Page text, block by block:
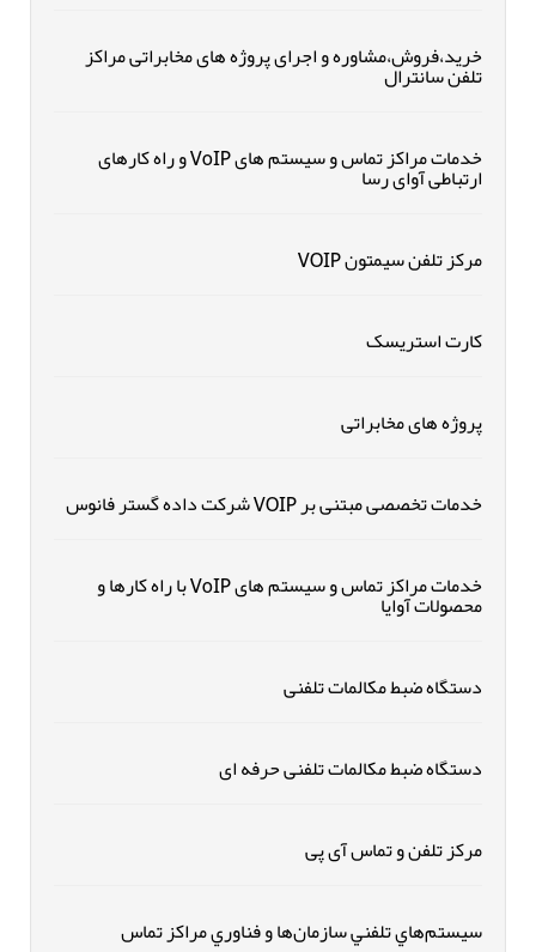
خرید،فروش،مشاوره و اجرای پروژه های مخابراتی مراکز
تلفن سانترال
خدمات مراکز تماس و سیستم های VoIP و راه کارهای
ارتباطی آوای رسا
مرکز تلفن سیمتون VOIP
کارت استریسک
پروژه های مخابراتی
خدمات تخصصی مبتنی بر VOIP شرکت داده گستر فانوس
خدمات مراکز تماس و سیستم های VoIP با راه کارها و
محصولات آوایا
دستگاه ضبط مکالمات تلفنی
دستگاه ضبط مکالمات تلفنی حرفه ای
مرکز تلفن و تماس آی پی
سيستم‌هاي تلفني سازمان‌ها و فناوري مراكز تماس